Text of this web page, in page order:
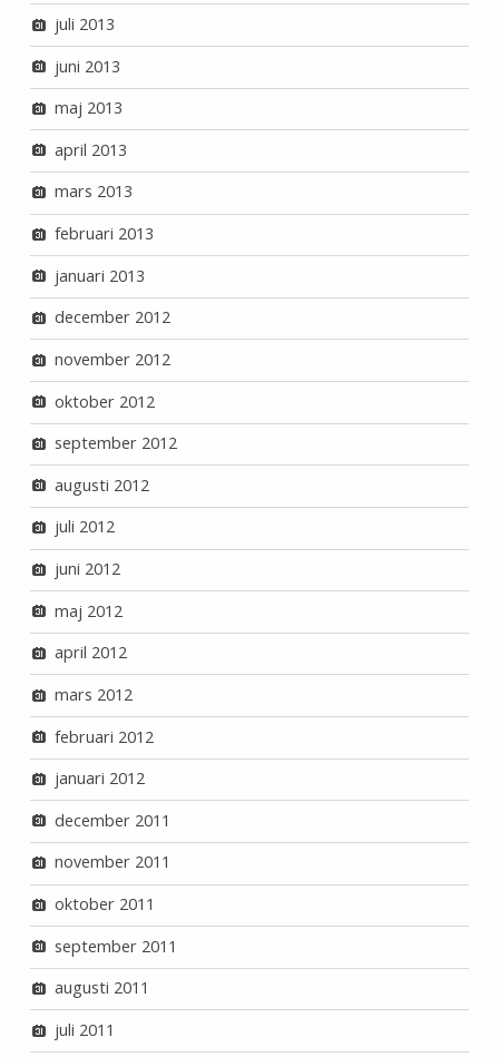
juli 2013
juni 2013
maj 2013
april 2013
mars 2013
februari 2013
januari 2013
december 2012
november 2012
oktober 2012
september 2012
augusti 2012
juli 2012
juni 2012
maj 2012
april 2012
mars 2012
februari 2012
januari 2012
december 2011
november 2011
oktober 2011
september 2011
augusti 2011
juli 2011